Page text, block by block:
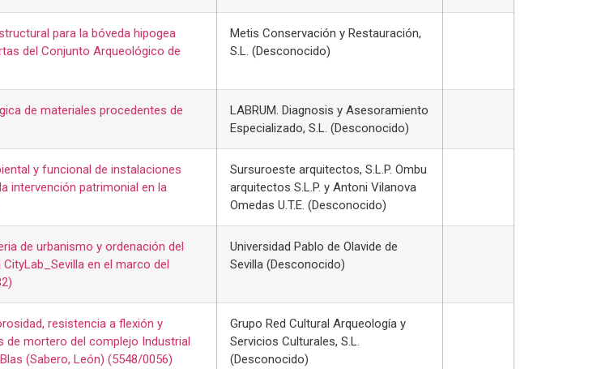
para la bóveda hipogea
del Conjunto Arqueológico de
Metis Conservación y Restauración,
S.L. (Desconocido)
de materiales procedentes de
LABRUM. Diagnosis y Asesoramiento
Especializado, S.L. (Desconocido)
y funcional de instalaciones
intervención patrimonial en la
Sursuroeste arquitectos, S.L.P. Ombu
arquitectos S.L.P. y Antoni Vilanova
Omedas U.T.E. (Desconocido)
de urbanismo y ordenación del
en el marco del
Universidad Pablo de Olavide de
Sevilla (Desconocido)
resistencia a flexión y
de mortero del complejo Industrial
(Sabero, León) (5548/0056)
Grupo Red Cultural Arqueología y
Servicios Culturales, S.L.
(Desconocido)